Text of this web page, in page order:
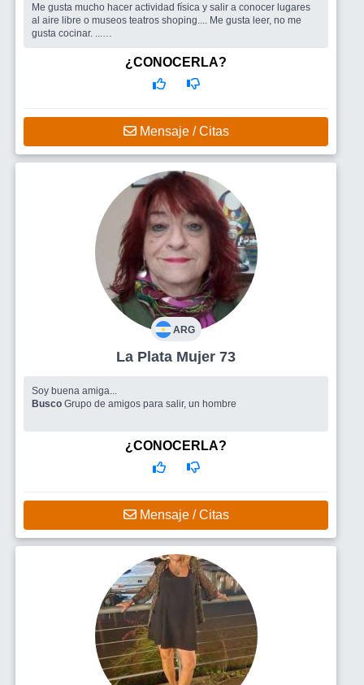
Me gusta mucho hacer actividad física y salir a conocer lugares
al aire libre o museos teatros shoping.... Me gusta leer, no me
gusta cocinar. ...
¿CONOCERLA?
Mensaje / Citas
ARG
La Plata Mujer 73
Soy buena amiga...
Busco Grupo de amigos para salir, un hombre
¿CONOCERLA?
Mensaje / Citas